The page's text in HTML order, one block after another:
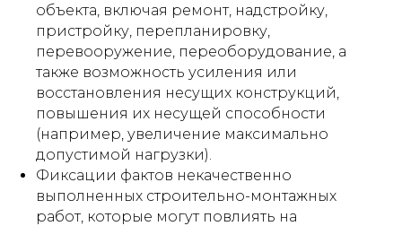
объекта, включая ремонт, надстройку,
пристройку, перепланировку,
перевооружение, переоборудование, а
также возможность усиления или
восстановления несущих конструкций,
повышения их несущей способности
(например, увеличение максимально
допустимой нагрузки).
Фиксации фактов некачественно
выполненных строительно-монтажных
работ, которые могут повлиять на